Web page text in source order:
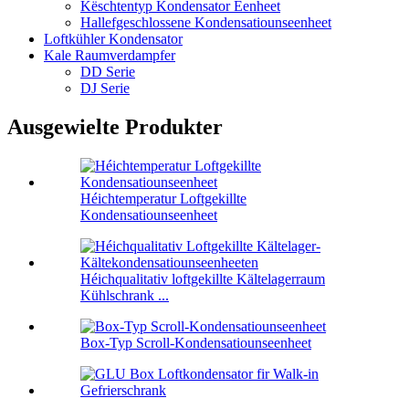
Këschtentyp Kondensator Eenheet
Hallefgeschlossene Kondensatiounseenheet
Loftkühler Kondensator
Kale Raumverdampfer
DD Serie
DJ Serie
Ausgewielte Produkter
Héichtemperatur Loftgekillte
Kondensatiounseenheet
Héichqualitativ loftgekillte Kältelagerraum
Kühlschrank ...
Box-Typ Scroll-Kondensatiounseenheet